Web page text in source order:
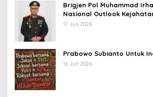
Brigjen Pol Muhammad
Nasional Outlook
2030 Beri Banyak Masukan
17 Juli 2026
Prabowo Subianto Untuk
16 Juli 2026